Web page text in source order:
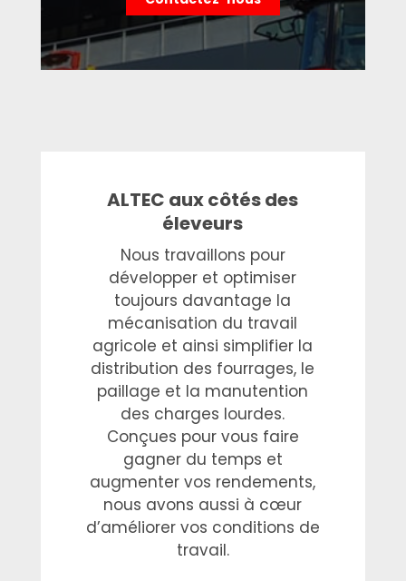
ALTEC aux côtés des
éleveurs
Nous travaillons pour
développer et optimiser
toujours davantage la
mécanisation du travail
agricole et ainsi simplifier la
distribution des fourrages, le
paillage et la manutention
des charges lourdes.
Conçues pour vous faire
gagner du temps et
augmenter vos rendements,
nous avons aussi à cœur
d’améliorer vos conditions de
travail.